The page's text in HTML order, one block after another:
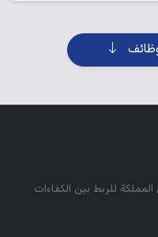
للربط بين الكفاءات